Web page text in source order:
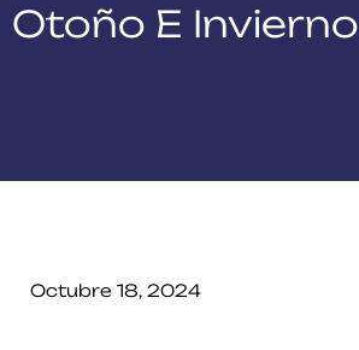
Otoño E Invierno
Octubre 18, 2024